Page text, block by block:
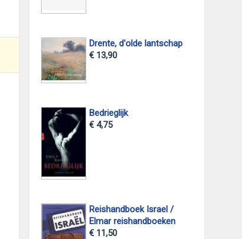
Drente, d'olde lantschap
€ 13,90
Bedrieglijk
€ 4,75
Reishandboek Israel /
Elmar reishandboeken
€ 11,50